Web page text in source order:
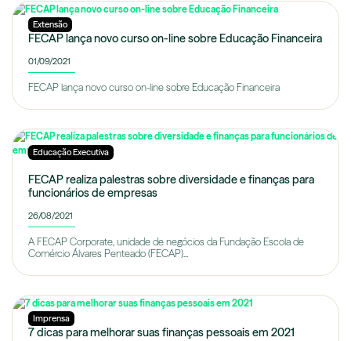
Extensão
FECAP lança novo curso on-line sobre Educação Financeira
01/09/2021
FECAP lança novo curso on-line sobre Educação Financeira
Educação Executiva
FECAP realiza palestras sobre diversidade e finanças para
funcionários de empresas
26/08/2021
A FECAP Corporate, unidade de negócios da Fundação Escola de
Comércio Álvares Penteado (FECAP)...
Imprensa
7 dicas para melhorar suas finanças pessoais em 2021